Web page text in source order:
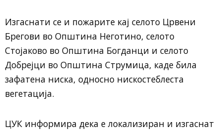
Изгаснати се и пожарите кај селото Црвени
Брегови во Општина Неготино, селото
Стојаково во Општина Богданци и селото
Добрејци во Општина Струмица, каде била
зафатена ниска, односно нискостеблеста
вегетација.
ЦУК информира дека е локализиран и изгаснат